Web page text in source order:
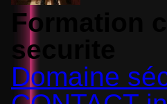
Formation
securite
Domaine